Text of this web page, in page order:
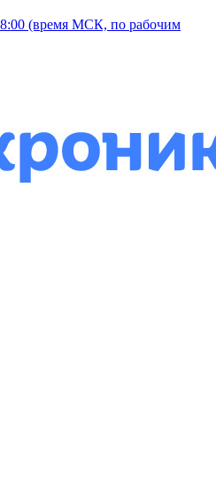
(время МСК, по рабочим